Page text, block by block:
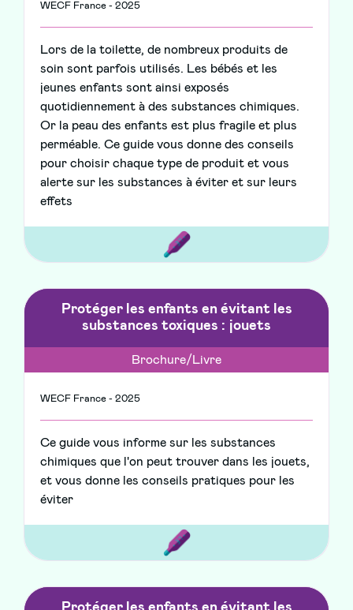
WECF France - 2025
Lors de la toilette, de nombreux produits de
soin sont parfois utilisés. Les bébés et les
jeunes enfants sont ainsi exposés
quotidiennement à des substances chimiques.
Or la peau des enfants est plus fragile et plus
perméable. Ce guide vous donne des conseils
pour choisir chaque type de produit et vous
alerte sur les substances à éviter et sur leurs
effets
Protéger les enfants en évitant les
substances toxiques : jouets
Brochure/Livre
WECF France - 2025
Ce guide vous informe sur les substances
chimiques que l'on peut trouver dans les jouets,
et vous donne les conseils pratiques pour les
éviter